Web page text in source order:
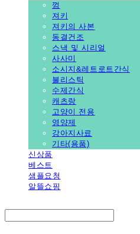
껌
져키
져키의 사본
동결건조
스낵 및 시리얼
사사미
소시지&레트로트간식
불리스틱
수제간식
캐츠랑
고양이 전용
영양제
강아지사료
기타(용품)
신상품
베스트
샘플요청
알뜰쇼핑